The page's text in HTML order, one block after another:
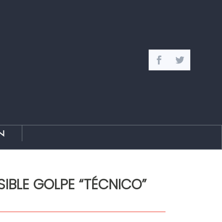
GOLPE “TÉCNICO”